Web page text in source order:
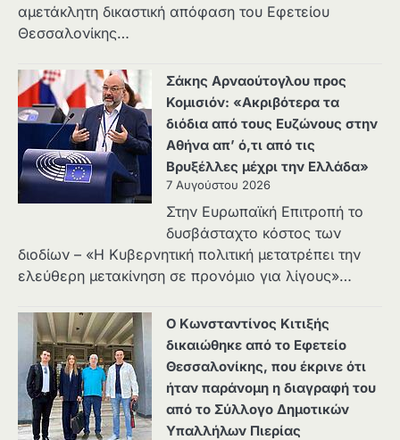
αμετάκλητη δικαστική απόφαση του Εφετείου
Θεσσαλονίκης…
Σάκης Αρναούτογλου προς
Κομισιόν: «Ακριβότερα τα
διόδια από τους Ευζώνους στην
Αθήνα απ’ ό,τι από τις
Βρυξέλλες μέχρι την Ελλάδα»
7 Αυγούστου 2026
Στην Ευρωπαϊκή Επιτροπή το
δυσβάσταχτο κόστος των
διοδίων – «Η Κυβερνητική πολιτική μετατρέπει την
ελεύθερη μετακίνηση σε προνόμιο για λίγους»…
Ο Κωνσταντίνος Κιτιξής
δικαιώθηκε από το Εφετείο
Θεσσαλονίκης, που έκρινε ότι
ήταν παράνομη η διαγραφή του
από το Σύλλογο Δημοτικών
Υπαλλήλων Πιερίας